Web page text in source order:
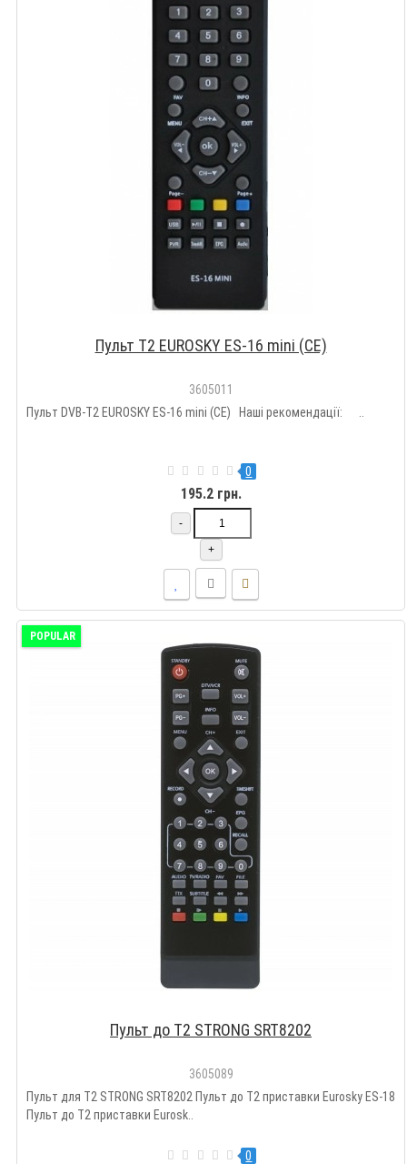
Пульт T2 EUROSKY ES-16 mini (CE)
3605011
Пульт DVB-T2 EUROSKY ES-16 mini (CE) Наші рекомендації: ..
0
195.2 грн.
-
+
POPULAR
Пульт до T2 STRONG SRT8202
3605089
Пульт для T2 STRONG SRT8202 Пульт до Т2 приставки Eurosky ES-18
Пульт до Т2 приставки Eurosk..
0